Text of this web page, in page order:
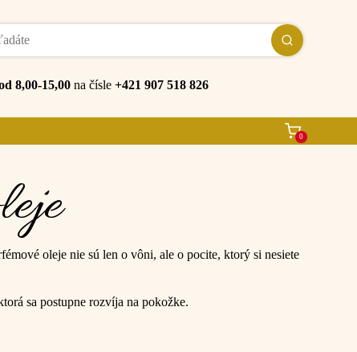
8,00-15,00 na čísle+421 907 518 826
0
oleje nie sú len o vôni, ale o pocite, ktorý si nesiete
sa postupne rozvíja na pokožke.